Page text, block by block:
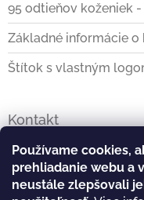
Používame cookies,
prehliadanie webu a
neustále zlepšovali
95 odtieňov koženiek -
Základné informácie
Štítok s vlastným
Kontakt
info@stitkovo.sk
0903928140